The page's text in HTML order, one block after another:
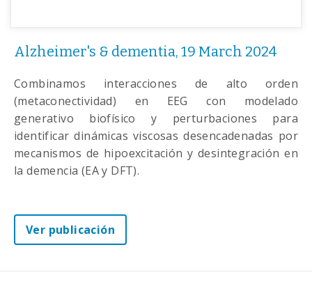
Alzheimer's & dementia, 19 March 2024
Combinamos interacciones de alto orden
(metaconectividad) en EEG con modelado
generativo biofísico y perturbaciones para
identificar dinámicas viscosas desencadenadas por
mecanismos de hipoexcitación y desintegración en
la demencia (EA y DFT).
Ver publicación